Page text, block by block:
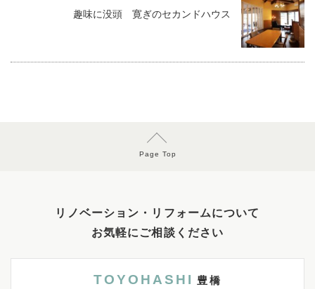
趣味に没頭 寛ぎのセカンドハウス
Page Top
リノベーション・リフォームについて
お気軽にご相談ください
TOYOHASHI 豊橋